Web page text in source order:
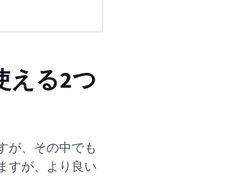
える2つ
が、その中でも
すが、より良い